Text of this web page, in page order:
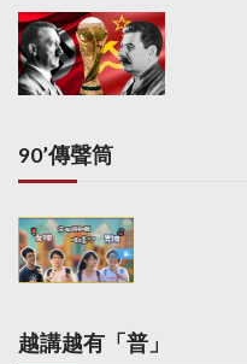
不會設總額度，南向及
北向的每日額度則與
「滬港通」一致，預期
「深港通」準備時間4
間將另行公告。
90’傳聲筒
越講越有「普」